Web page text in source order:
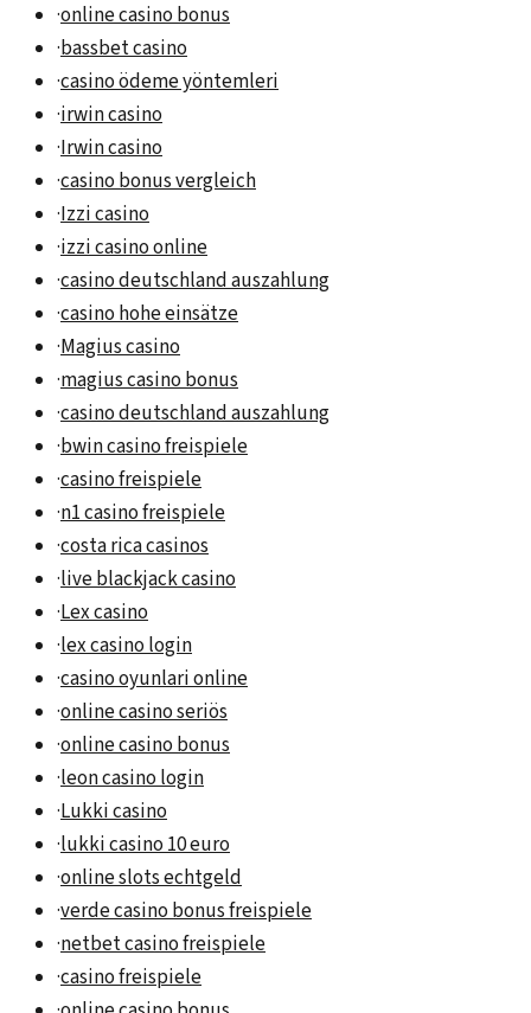
·online casino bonus
·bassbet casino
·casino ödeme yöntemleri
·irwin casino
·Irwin casino
·casino bonus vergleich
·Izzi casino
·izzi casino online
·casino deutschland auszahlung
·casino hohe einsätze
·Magius casino
·magius casino bonus
·casino deutschland auszahlung
·bwin casino freispiele
·casino freispiele
·n1 casino freispiele
·costa rica casinos
·live blackjack casino
·Lex casino
·lex casino login
·casino oyunlari online
·online casino seriös
·online casino bonus
·leon casino login
·Lukki casino
·lukki casino 10 euro
·online slots echtgeld
·verde casino bonus freispiele
·netbet casino freispiele
·casino freispiele